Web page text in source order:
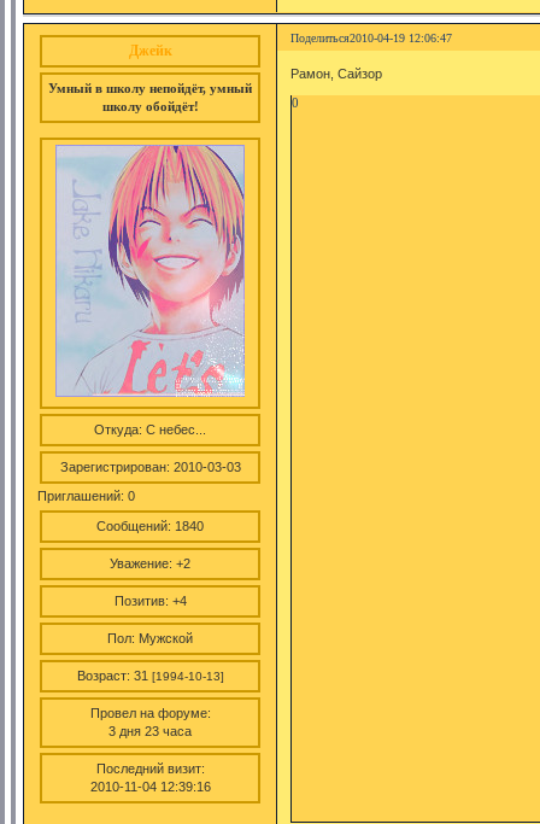
Поделиться2010-04-19 12:06:47
Джейк
Умный в школу непойдёт, умный
школу обойдёт!
Откуда: С небес...
Зарегистрирован: 2010-03-03
Приглашений: 0
Сообщений: 1840
Уважение: +2
Позитив: +4
Пол: Мужской
Возраст: 31 [1994-10-13]
Провел на форуме:
3 дня 23 часа
Последний визит:
2010-11-04 12:39:16
Рамон, Сайзор
0